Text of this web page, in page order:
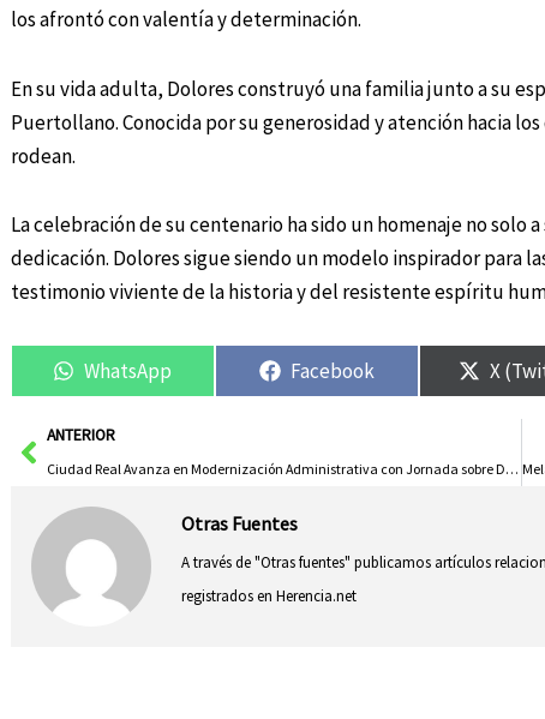
los afrontó con valentía y determinación.
En su vida adulta, Dolores construyó una familia junto a su
Puertollano. Conocida por su generosidad y atención hacia
rodean.
La celebración de su centenario ha sido un homenaje no solo
dedicación. Dolores sigue siendo un modelo inspirador para
testimonio viviente de la historia y del resistente espíritu
WhatsApp Facebook X
AntANTERIOR
Ciudad Real Avanza en Modernización Administrativa con Jornada sobre DNI Digital y App miDNI
Otras Fuentes
A través de "Otras fuentes" publicamos artículos
registrados en Herencia.net